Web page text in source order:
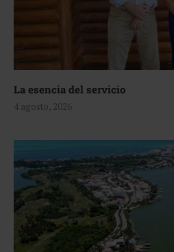
La esencia del servicio
4 agosto, 2026